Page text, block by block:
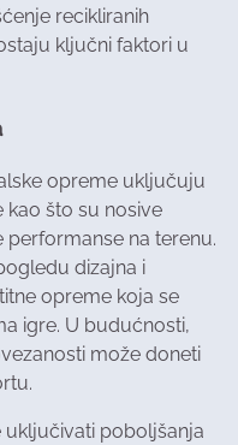
recikliranih
ključni faktori u
opreme uključuju
kao što su nosive
performanse na terenu.
dizajna i
opreme koja se
igre. U budućnosti,
može doneti
poboljšanja